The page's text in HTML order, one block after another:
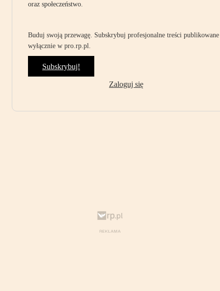
oraz społeczeństwo.
Buduj swoją przewagę. Subskrybuj profesjonalne treści publikowane
wyłącznie w pro.rp.pl.
Subskrybuj!
Zaloguj się